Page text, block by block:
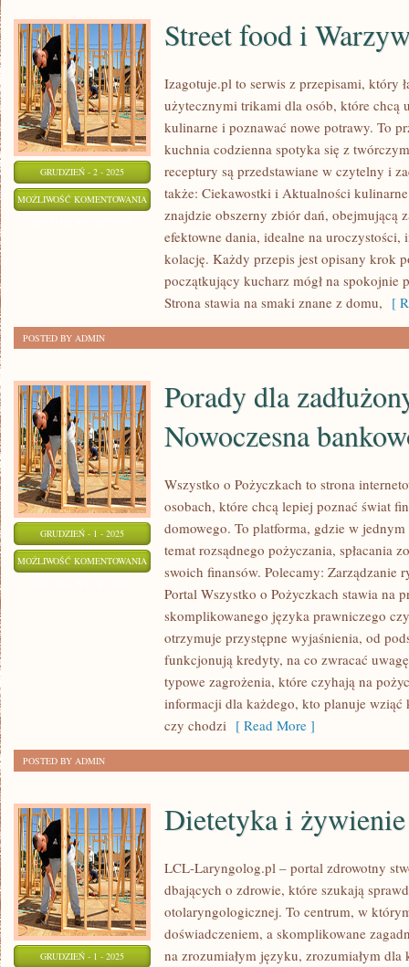
GRUDZIEŃ - 2 - 2025
MOŻLIWOŚĆ KOMENTOWANIA STREET
FOOD
WARZYWA
Street food i
Izagotuje.pl to serwis z przepisami, który
użytecznymi trikami dla osób, które chcą
kulinarne i poznawać nowe potrawy. To
kuchnia codzienna spotyka się z
receptury są przedstawiane w czytelny i
także: Ciekawostki i Aktualności
znajdzie obszerny zbiór dań, obejmującą
efektowne dania, idealne na
kolację. Każdy przepis jest opisany krok
początkujący kucharz mógł na spokojnie
Strona stawia na smaki znane z domu, [
POSTED BY ADMIN
GRUDZIEŃ - 1 - 2025
MOŻLIWOŚĆ KOMENTOWANIA
INTERNETOWA
Porady dla
Nowoczesna
Wszystko o Pożyczkach to strona
osobach, które chcą lepiej poznać świat
domowego. To platforma, gdzie w
temat rozsądnego pożyczania, spłacania
swoich finansów. Polecamy: Zarządzanie
Portal Wszystko o Pożyczkach stawia na
skomplikowanego języka prawniczego
otrzymuje przystępne wyjaśnienia, od
funkcjonują kredyty, na co zwracać
typowe zagrożenia, które czyhają na
informacji dla każdego, kto planuje wziąć
czy chodzi [ Read More ]
POSTED BY ADMIN
GRUDZIEŃ - 1 - 2025
Dietetyka i
LCL-Laryngolog.pl – portal zdrowotny
dbających o zdrowie, które szukają
otolaryngologicznej. To centrum, w
doświadczeniem, a skomplikowane
na zrozumiałym języku, zrozumiałym